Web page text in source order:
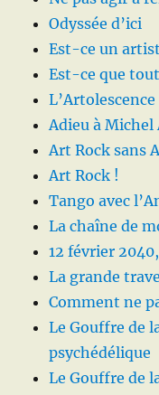
Odyssée d’ici
Est-ce un
Est-ce que
L’Artolescence
Adieu à
Art Rock sans
Art Rock !
Tango avec
La chaîne de
12 février
La grande
Comment ne
Le Gouffre de
psychédélique
Le Gouffre de